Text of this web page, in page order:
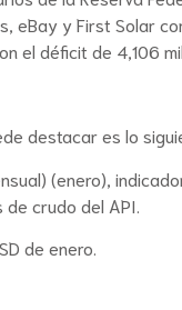
eBay y First Solar
el déficit de 4,106
destacar es lo
(enero),
crudo del API.
de enero.